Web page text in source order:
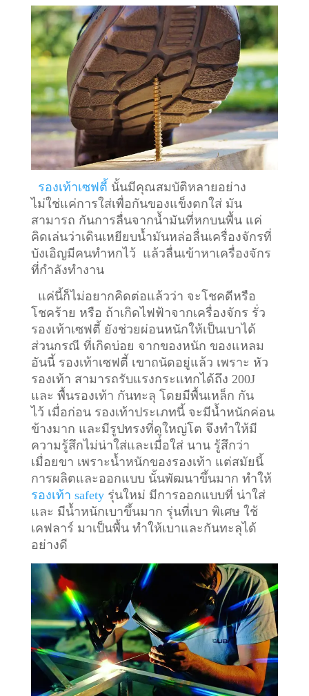
รองเท้าเซฟตี้ นั้นมีคุณสมบัติหลายอย่าง
ไม่ใช่แค่การใส่เพื่อกันของแข็งตกใส่ มัน
สามารถ กันการลื่นจากน้ำมันที่หกบนพื้น แค่
คิดเล่นว่าเดินเหยียบน้ำมันหล่อลื่นเครื่องจักรที่
บังเอิญมีคนทำหกไว้ แล้วลื่นเข้าหาเครื่องจักร
ที่กำลังทำงาน
แค่นี้ก็ไม่อยากคิดต่อแล้วว่า จะโชคดีหรือ
โชคร้าย หรือ ถ้าเกิดไฟฟ้าจากเครื่องจักร รั่ว
รองเท้าเซฟตี้ ยังช่วยผ่อนหนักให้เป็นเบาได้
ส่วนกรณี ที่เกิดบ่อย จากของหนัก ของแหลม
อันนี้ รองเท้าเซฟตี้ เขาถนัดอยู่แล้ว เพราะ หัว
รองเท้า สามารถรับแรงกระแทกได้ถึง 200J
และ พื้นรองเท้า กันทะลุ โดยมีพื้นเหล็ก กัน
ไว้ เมื่อก่อน รองเท้าประเภทนี้ จะมีน้ำหนักค่อน
ข้างมาก และมีรูปทรงที่ดูใหญ่โต จึงทำให้มี
ความรู้สึกไม่น่าใส่และเมื่อใส่ นาน รู้สึกว่า
เมื่อยขา เพราะน้ำหนักของรองเท้า แต่สมัยนี้
การผลิตและออกแบบ นั้นพัฒนาขึ้นมาก ทำให้
รองเท้า safetyรุ่นใหม่ มีการออกแบบที่ น่าใส่
และ มีน้ำหนักเบาขึ้นมาก รุ่นที่เบา พิเศษ ใช้
เคฟลาร์ มาเป็นพื้น ทำให้เบาและกันทะลุได้
อย่างดี